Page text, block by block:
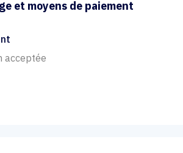
et moyens de paiement
acceptée